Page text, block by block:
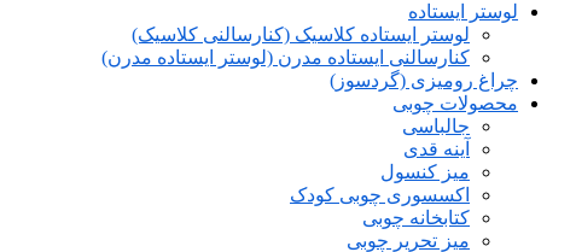
لوستر ایستاده
لوستر ایستاده کلاسیک (کنارسالنی کلاسیک)
کنارسالنی ایستاده مدرن (لوستر ایستاده مدرن)
چراغ رومیزی (گردسوز)
محصولات چوبی
جالباسی
آینه قدی
میز کنسول
اکسسوری چوبی کودک
کتابخانه چوبی
میز تحریر چوبی